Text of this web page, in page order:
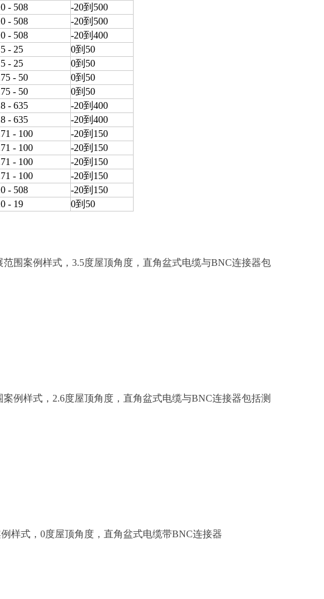
- 508
-20到500
- 508
-20到500
- 508
-20到400
- 25
0到50
- 25
0到50
- 50
0到50
- 50
0到50
- 635
-20到400
- 635
-20到400
- 100
-20到150
- 100
-20到150
- 100
-20到150
- 100
-20到150
- 508
-20到150
- 19 0到50
围案例样式，3.5度屋顶角度，直角盆式电缆与BNC连接器包
例样式，2.6度屋顶角度，直角盆式电缆与BNC连接器包括测
样式，0度屋顶角度，直角盆式电缆带BNC连接器